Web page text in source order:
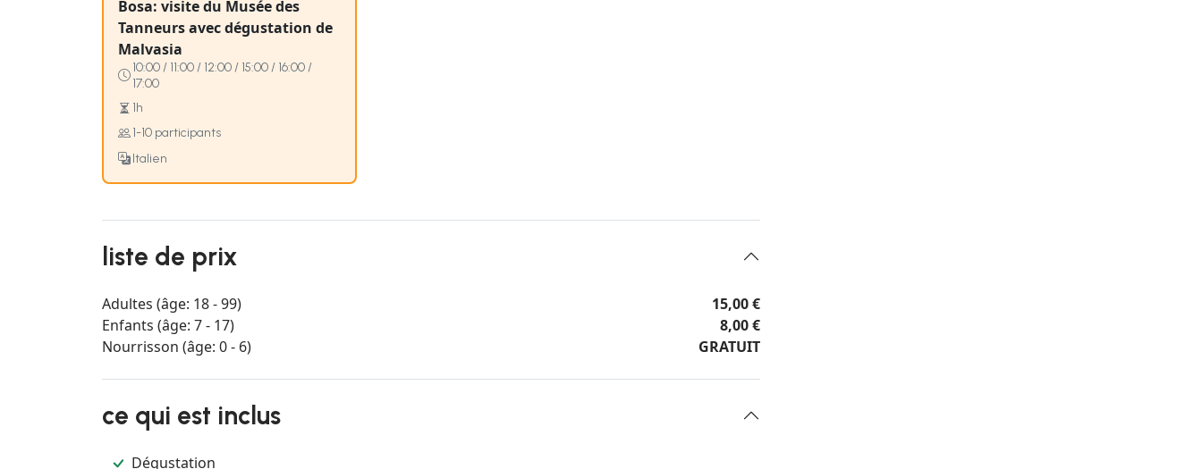
Bosa: visite du Musée des
Tanneurs avec dégustation de
Malvasia
10:00 / 11:00 / 12:00 / 15:00 / 16:00 /
17:00
1h
1-10 participants
Italien
liste de prix
Adultes (âge: 18 - 99)
15,00 €
Enfants (âge: 7 - 17)
8,00 €
Nourrisson (âge: 0 - 6)
GRATUIT
ce qui est inclus
Dégustation